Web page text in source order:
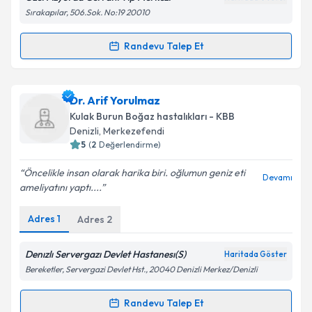
Kişisel verilerimin işlenmesine ilişkin
Metni'ni okudum ve kişisel verilerimin belirtilen
Takvim Talebini Gönder
Sırakapılar, 506.Sok. No:19 20010
Randevu Talep Et
Randevu Takvimi Talebi
Op. Dr. Rabia Efe Çilibaş
oluşturun. Size bu uzmandan randevu almanız için bir
takvim hazırlandığında e-posta ile bilgilendireceğiz.
Kişisel verilerimin işlenmesine ilişkin
Metni'ni okudum ve kişisel verilerimin belirtilen
kapsamda işlenmesini kabul ediyorum.
Takvim Talebini Gönder
Dr. Arif Yorulmaz
Kulak Burun Boğaz hastalıkları - KBB
Denizli, Merkezefendi
5 (2 Değerlendirme)
Öncelikle insan olarak harika biri. oğlumun geniz eti
ameliyatını yaptı....
Devamı
Adres 1 Adres 2
Denızlı Servergazı Devlet Hastanesı(S) Haritada Göster
Bereketler, Servergazi Devlet Hst., 20040 Denizli Merkez/Denizli
Randevu Talep Et